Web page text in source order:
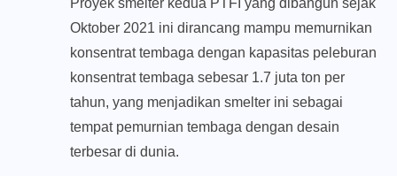
Proyek smelter kedua PTFI yang dibangun sejak
Oktober 2021 ini dirancang mampu memurnikan
konsentrat tembaga dengan kapasitas peleburan
konsentrat tembaga sebesar 1.7 juta ton per
tahun, yang menjadikan smelter ini sebagai
tempat pemurnian tembaga dengan desain
terbesar di dunia.